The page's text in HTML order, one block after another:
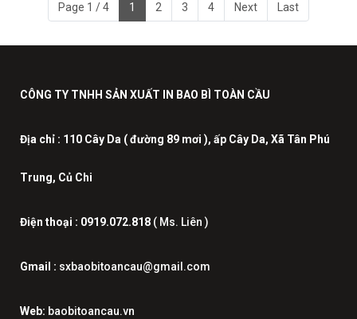
Page 1 / 4 1 2 3 4 Next Last
CÔNG TY TNHH SẢN XUẤT IN BAO BÌ TOÀN CẦU
Địa chỉ : 110 Cây Da ( đường 89 mơi ), ấp Cây Da, Xã Tân Phú
Trung, Củ Chi
Điện thoại : 0919.072.818 ( Ms. Liên )
Gmail : sxbaobitoancau@gmail.com
Web: baobitoancau.vn